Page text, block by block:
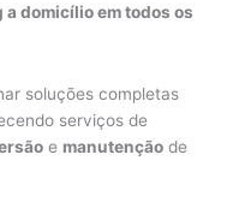
domicílio em todos os
soluções completas
serviços de
e manutenção de